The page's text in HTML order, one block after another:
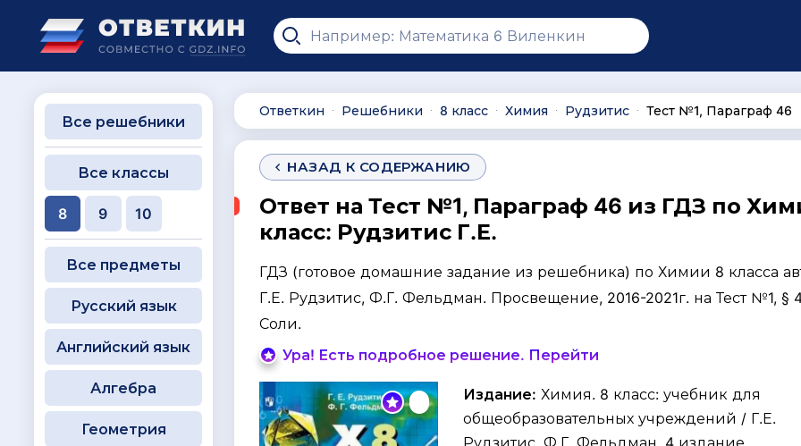
Ответкин ∙ Решебники ∙ 8 класс ∙ Химия ∙ Рудзитис ∙ Тест №1, Параграф 46
НАЗАД К СОДЕРЖАНИЮ
Ответ на Тест №1, Параграф 46 из ГДЗ по
класс: Рудзитис Г.Е.
ГДЗ (готовое домашние задание из решебника) по Химии 8 класса
Г.Е. Рудзитис, Ф.Г. Фельдман. Просвещение, 2016-2021г. на Тест №1, §
Соли.
Ура! Есть подробное решение. Перейти
Издание: Химия. 8 класс: учебник для
общеобразовательных учреждений / Г.Е.
Рудзитис, Ф.Г. Фельдман. 4 издание.
Все решебники
Все классы
8 9 10
Все предметы
Русский язык
Английский язык
Алгебра
Геометрия